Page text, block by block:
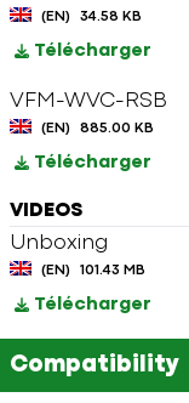
(EN) 34.58 KB
Télécharger
VFM-WVC-RSB
(EN) 885.00 KB
Télécharger
VIDEOS
Unboxing
(EN) 101.43 MB
Télécharger
Compatibility